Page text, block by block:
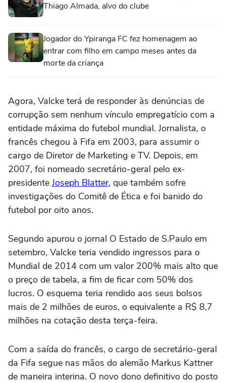
Thiago Almada, alvo do clube
Jogador do Ypiranga FC fez homenagem ao
entrar com filho em campo meses antes da
morte da criança
Agora, Valcke terá de responder às denúncias de
corrupção sem nenhum vínculo empregatício com a
entidade máxima do futebol mundial. Jornalista, o
francês chegou à Fifa em 2003, para assumir o
cargo de Diretor de Marketing e TV. Depois, em
2007, foi nomeado secretário-geral pelo ex-
presidente Joseph Blatter, que também sofre
investigações do Comitê de Ética e foi banido do
futebol por oito anos.
Segundo apurou o jornal O Estado de S.Paulo em
setembro, Valcke teria vendido ingressos para o
Mundial de 2014 com um valor 200% mais alto que
o preço de tabela, a fim de ficar com 50% dos
lucros. O esquema teria rendido aos seus bolsos
mais de 2 milhões de euros, o equivalente a R$ 8,7
milhões na cotação desta terça-feira.
Com a saída do francês, o cargo de secretário-geral
da Fifa segue nas mãos do alemão Markus Kattner
de maneira interina. O novo dono definitivo do posto